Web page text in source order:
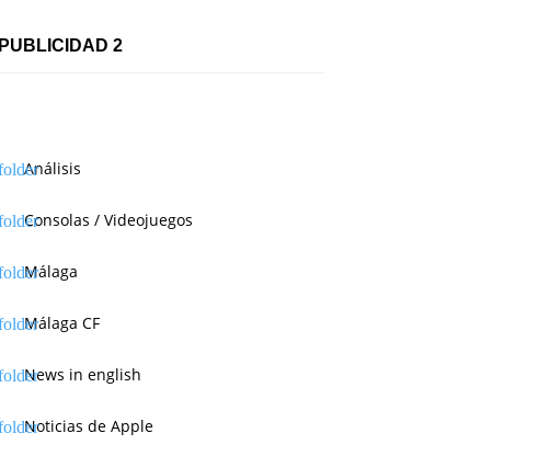
PUBLICIDAD 2
Análisis
Consolas / Videojuegos
Málaga
Málaga CF
News in english
Noticias de Apple